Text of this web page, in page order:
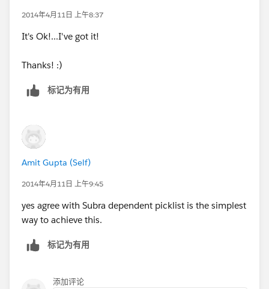
2014年4月11日 上午8:37
It's Ok!...I've got it!
Thanks! :)
标记为有用
Amit Gupta (Self)
2014年4月11日 上午9:45
yes agree with Subra dependent picklist is the simplest
way to achieve this.
标记为有用
添加评论